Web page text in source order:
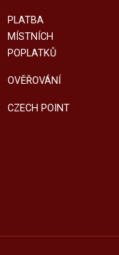
PLATBA
MÍSTNÍCH
POPLATKŮ
OVĚŘOVÁNÍ
CZECH POINT